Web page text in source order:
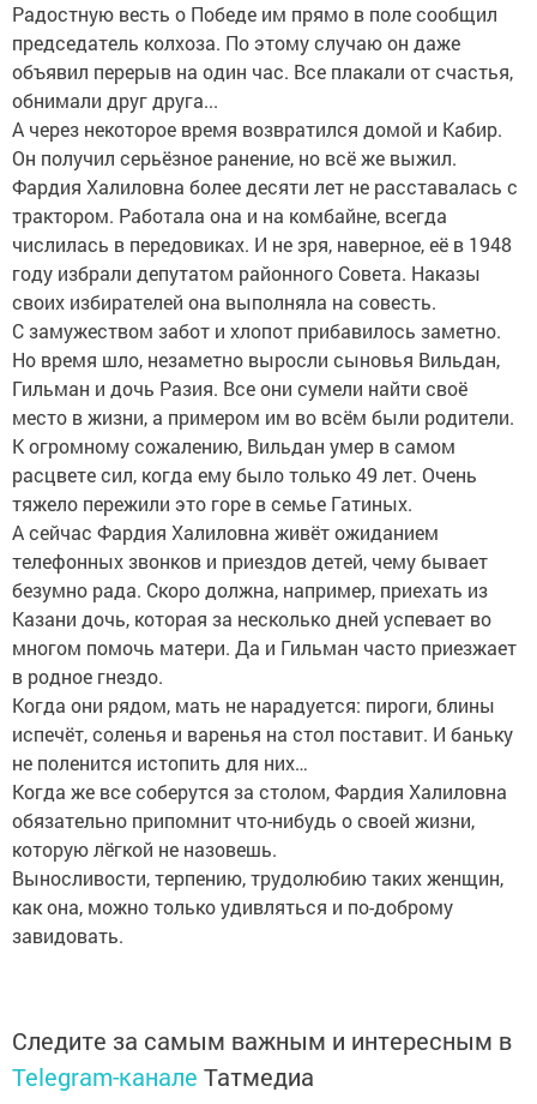
Радостную весть о Победе им прямо в поле сообщил
председатель колхоза. По этому случаю он даже
объявил перерыв на один час. Все плакали от счастья,
обнимали друг друга...
А через некоторое время возвратился домой и Кабир.
Он получил серьёзное ранение, но всё же выжил.
Фардия Халиловна более десяти лет не расставалась с
трактором. Работала она и на комбайне, всегда
числилась в передовиках. И не зря, наверное, её в 1948
году избрали депутатом районного Совета. Наказы
своих избирателей она выполняла на совесть.
С замужеством забот и хлопот прибавилось заметно.
Но время шло, незаметно выросли сыновья Вильдан,
Гильман и дочь Разия. Все они сумели найти своё
место в жизни, а примером им во всём были родители.
К огромному сожалению, Вильдан умер в самом
расцвете сил, когда ему было только 49 лет. Очень
тяжело пережили это горе в семье Гатиных.
А сейчас Фардия Халиловна живёт ожиданием
телефонных звонков и приездов детей, чему бывает
безумно рада. Скоро должна, например, приехать из
Казани дочь, которая за несколько дней успевает во
многом помочь матери. Да и Гильман часто приезжает
в родное гнездо.
Когда они рядом, мать не нарадуется: пироги, блины
испечёт, соленья и варенья на стол поставит. И баньку
не поленится истопить для них…
Когда же все соберутся за столом, Фардия Халиловна
обязательно припомнит что-нибудь о своей жизни,
которую лёгкой не назовешь.
Выносливости, терпению, трудолюбию таких женщин,
как она, можно только удивляться и по-доброму
завидовать.
Следите за самым важным и интересным в
Telegram-канале Татмедиа